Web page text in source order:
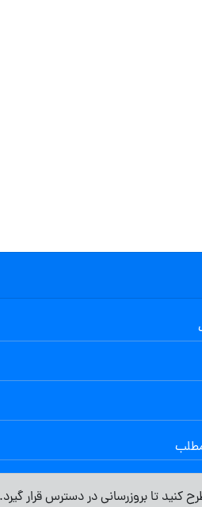
کنید تا بروزرسانی در دسترس قرار گیرد.